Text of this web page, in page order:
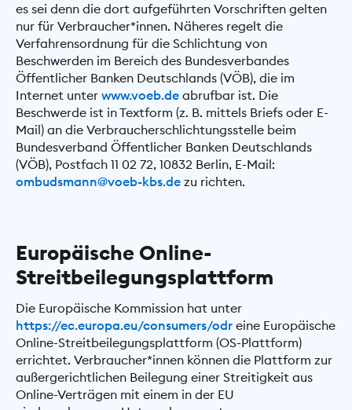
es sei denn die dort aufgeführten Vorschriften gelten
nur für Verbraucher*innen. Näheres regelt die
Verfahrensordnung für die Schlichtung von
Beschwerden im Bereich des Bundesverbandes
Öffentlicher Banken Deutschlands (VÖB), die im
Internet unter www.voeb.de abrufbar ist. Die
Beschwerde ist in Textform (z. B. mittels Briefs oder E-
Mail) an die Verbraucherschlichtungsstelle beim
Bundesverband Öffentlicher Banken Deutschlands
(VÖB), Postfach 11 02 72, 10832 Berlin, E-Mail:
ombudsmann@voeb-kbs.de zu richten.
Europäische Online-
Streitbeilegungsplattform
Die Europäische Kommission hat unter
https://ec.europa.eu/consumers/odr eine Europäische
Online-Streitbeilegungsplattform (OS-Plattform)
errichtet. Verbraucher*innen können die Plattform zur
außergerichtlichen Beilegung einer Streitigkeit aus
Online-Verträgen mit einem in der EU